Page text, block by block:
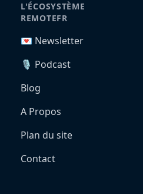
L'ÉCOSYSTÈME
REMOTEFR
💌 Newsletter
🎙️ Podcast
Blog
A Propos
Plan du site
Contact